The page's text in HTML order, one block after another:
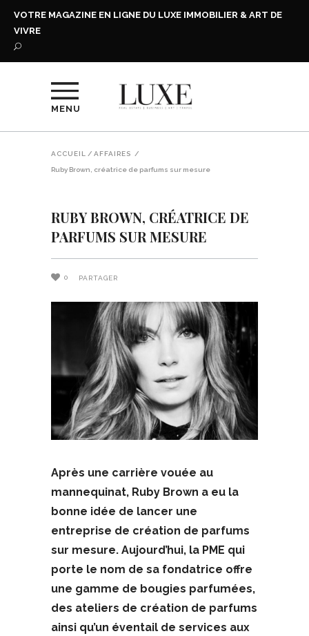
VOTRE MAGAZINE EN LIGNE DU LUXE IMMOBILIER & ART DE
VIVRE
MENU
ACCUEIL / AFFAIRES /
Ruby Brown, créatrice de parfums sur mesure
RUBY BROWN, CRÉATRICE DE
PARFUMS SUR MESURE
0 PARTAGER
Après une carrière vouée au
mannequinat, Ruby Brown a eu la
bonne idée de lancer une
entreprise de création de parfums
sur mesure. Aujourd’hui, la PME qui
porte le nom de sa fondatrice offre
une gamme de bougies parfumées,
des ateliers de création de parfums
ainsi qu’un éventail de services aux